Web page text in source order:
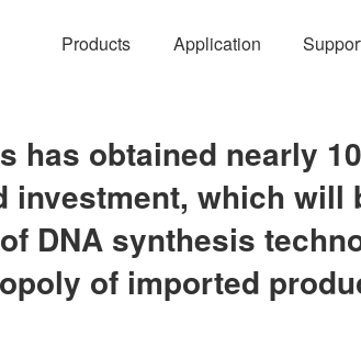
Products Application
has obtained nearly
investment, which will
DNA synthesis
of imported